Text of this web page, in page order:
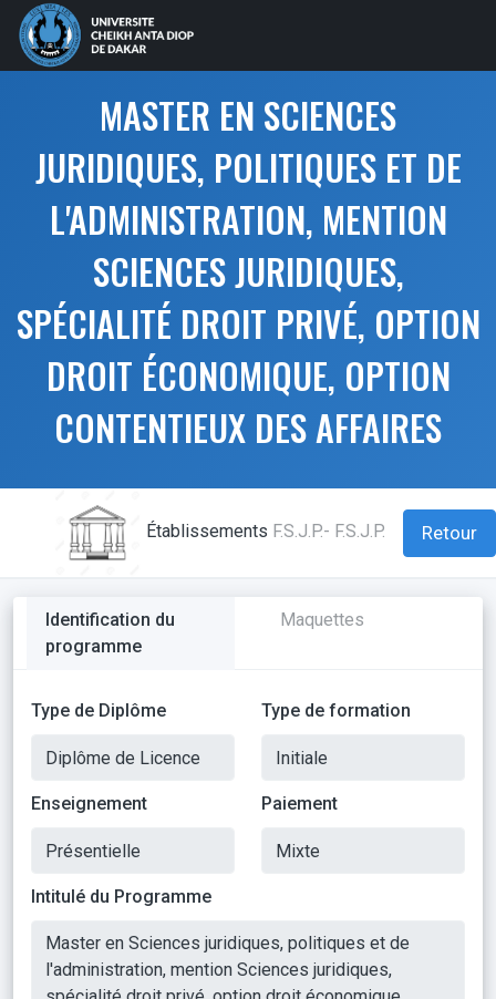
MASTER EN SCIENCES
JURIDIQUES, POLITIQUES ET DE
L'ADMINISTRATION, MENTION
SCIENCES JURIDIQUES,
SPÉCIALITÉ DROIT PRIVÉ, OPTION
DROIT ÉCONOMIQUE, OPTION
CONTENTIEUX DES AFFAIRES
Établissements F.S.J.P.- F.S.J.P. Retour
Identification du
programme
Maquettes
Type de Diplôme Type de formation
Enseignement Paiement
Intitulé du Programme